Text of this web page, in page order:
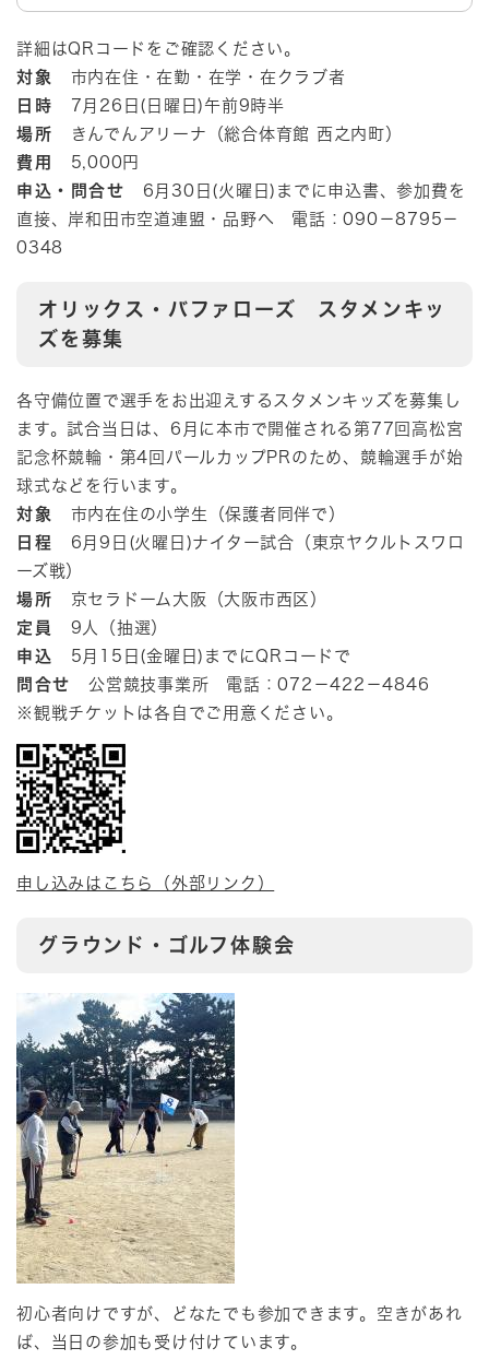
詳細はQRコードをご確認ください。
対象 市内在住・在勤・在学・在クラブ者
日時 7月26日(日曜日)午前9時半
場所
きんでんアリーナ（総合体育館 西之内町）
費用 5,000円
申込・問合せ 6月30日(火曜日)までに申込書、参加費を
直接、岸和田市空道連盟・品野へ 電話：090－8795－
0348
オリックス・バファローズ スタメンキッ
ズを募集
各守備位置で選手をお出迎えするスタメンキッズを募集し
ます。試合当日は、6月に本市で開催される第77回高松宮
記念杯競輪・第4回パールカップPRのため、競輪選手が始
球式などを行います。
対象 市内在住の小学生（保護者同伴で）
日程 6月9日(火曜日)ナイター試合（東京ヤクルトスワロ
ーズ戦）
場所 京セラドーム大阪（大阪市西区）
定員 9人（抽選）
申込 5月15日(金曜日)までにQRコードで
問合せ 公営競技事業所 電話：072－422－4846
※観戦チケットは各自でご用意ください。
申し込みはこちら（外部リンク）
グラウンド・ゴルフ体験会
初心者向けですが、どなたでも参加できます。空きがあれ
ば、当日の参加も受け付けています。